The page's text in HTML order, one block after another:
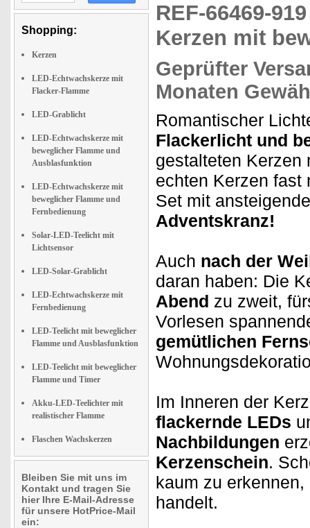
Shopping:
Kerzen
LED-Echtwachskerze mit
Flacker-Flamme
LED-Grablicht
LED-Echtwachskerze mit
beweglicher Flamme und
Ausblasfunktion
LED-Echtwachskerze mit
beweglicher Flamme und
Fernbedienung
Solar-LED-Teelicht mit
Lichtsensor
LED-Solar-Grablicht
LED-Echtwachskerze mit
Fernbedienung
LED-Teelicht mit beweglicher
Flamme und Ausblasfunktion
LED-Teelicht mit beweglicher
Flamme und Timer
Akku-LED-Teelichter mit
realistischer Flamme
Flaschen Wachskerzen
Bleiben Sie mit uns im
Kontakt und tragen Sie
hier Ihre E-Mail-Adresse
für unsere HotPrice-Mail
ein:
REF-66469-
Kerzen mit
Geprüfter
Monaten
Romantischer
Flackerlicht und
gestalteten
echten Kerzen fast
Set mit
Adventskranz!
Auch nach der
daran haben: Die
Abend zu zweit,
Vorlesen
gemütlichen
Im Inneren der
flackernde LEDs
Nachbildungen
Kerzenschein.
kaum zu
handelt.